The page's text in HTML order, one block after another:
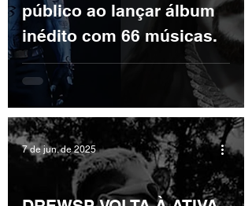
público ao lançar álbum
inédito com 66 músicas.
7 de jun. de 2025